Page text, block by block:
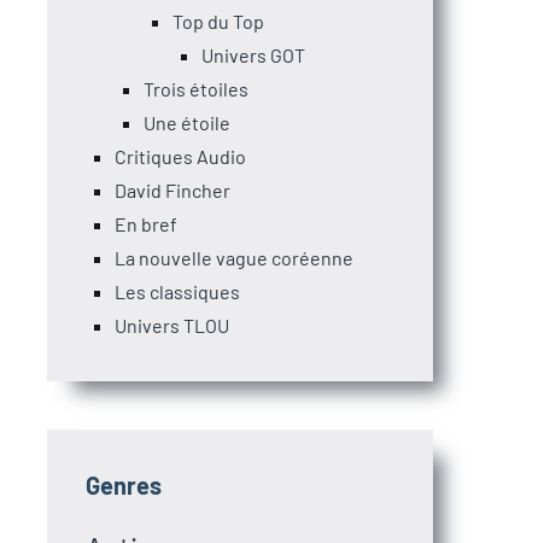
Top du Top
Univers GOT
Trois étoiles
Une étoile
Critiques Audio
David Fincher
En bref
La nouvelle vague coréenne
Les classiques
Univers TLOU
Genres